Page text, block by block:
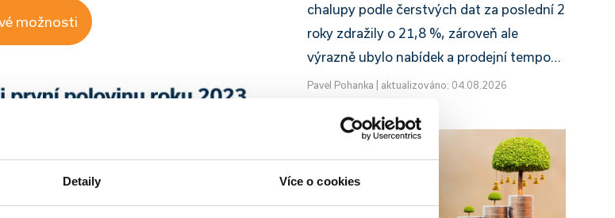
Detaily Více o cookies
možnosti
chalupy podle čerstvých dat za poslední 2
roky zdražily o 21,8 %, zároveň ale
výrazně ubylo nabídek a prodejní tempo…
Pavel Pohanka aktualizováno: 04.08.2026